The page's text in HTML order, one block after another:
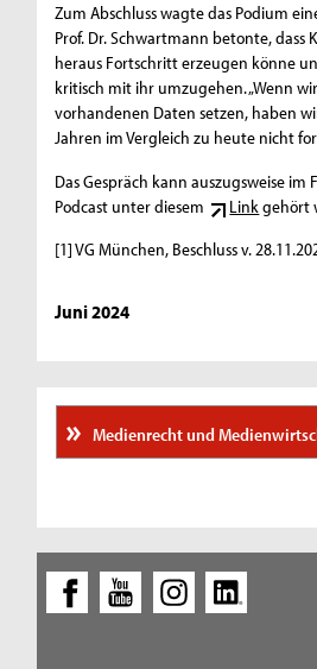
Zum Abschluss wagte das Podium
Prof. Dr. Schwartmann betonte, dass
heraus Fortschritt erzeugen könne
kritisch mit ihr umzugehen. „Wenn
vorhandenen Daten setzen, haben
Jahren im Vergleich zu heute nicht
Das Gespräch kann auszugsweise im
Podcast unter diesem
Link gehört
[1] VG München, Beschluss v.
Juni 2024
Medienrecht und